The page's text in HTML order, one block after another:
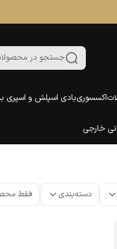
جستجو در
اکسسوریبادی اسپلش و اسپری
خارجی
دسته‌بندی فقط